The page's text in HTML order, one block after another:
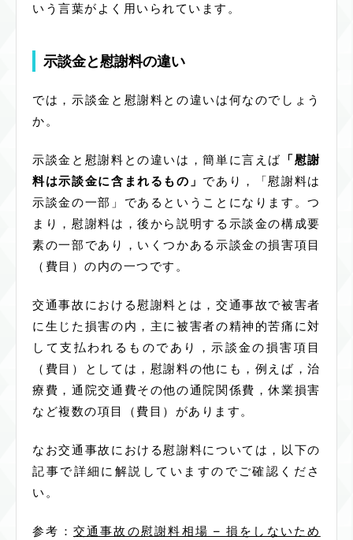
いう言葉がよく用いられています。
示談金と慰謝料の違い
では，示談金と慰謝料との違いは何なのでしょう
か。
示談金と慰謝料との違いは，簡単に言えば 「慰謝
料は示談金に含まれるもの」 であり，「慰謝料は
示談金の一部」であるということになります。つ
まり，慰謝料は，後から説明する示談金の構成要
素の一部であり，いくつかある示談金の損害項目
（費目）の内の一つです。
交通事故における慰謝料とは，交通事故で被害者
に生じた損害の内，主に被害者の精神的苦痛に対
して支払われるものであり，示談金の損害項目
（費目）としては，慰謝料の他にも，例えば，治
療費，通院交通費その他の通院関係費，休業損害
など複数の項目（費目）があります。
なお交通事故における慰謝料については，以下の
記事で詳細に解説していますのでご確認くださ
い。
参考： 交通事故の慰謝料相場 – 損をしないため